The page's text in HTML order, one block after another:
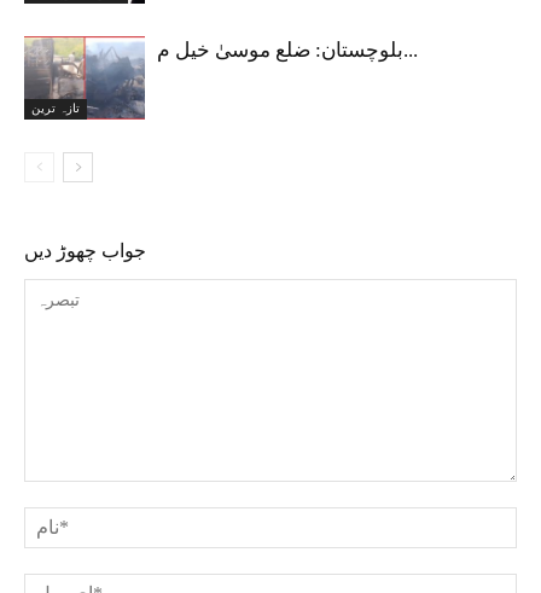
تازہ ترین
بلوچستان: ضلع موسیٰ خیل م...
جواب چھوڑ دیں